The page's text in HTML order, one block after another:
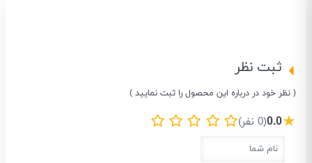
ثبت نظر
( نظر خود در درباره این محصول را ثبت نمایید )
★
0.0(0 نفر)